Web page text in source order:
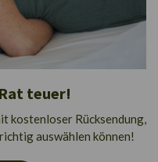
teuer!
kostenloser Rücksendung,
auswählen können!